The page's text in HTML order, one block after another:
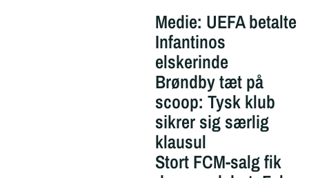
Medie: UEFA betalte
Infantinos
elskerinde
Brøndby tæt på
scoop: Tysk klub
sikrer sig særlig
klausul
Stort FCM-salg fik